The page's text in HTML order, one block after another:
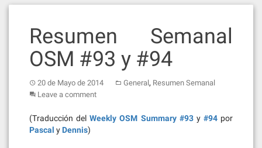
Resumen Semanal
OSM #93 y #94
20 de Mayo de 2014 General, Resumen Semanal
Leave a comment
(Traducción delWeekly OSM Summary #93y #94por
Pascal y Dennis)